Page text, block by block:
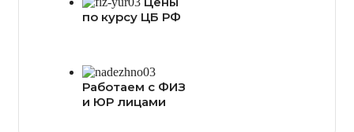
по курсу ЦБ РФ
Работаем с ФИЗ
и ЮР лицами